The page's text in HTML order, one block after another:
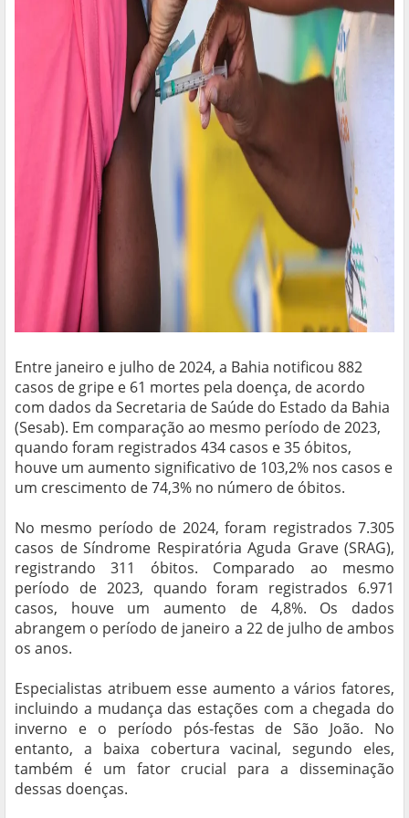
Entre janeiro e julho de 2024, a Bahia notificou 882
casos de gripe e 61 mortes pela doença, de acordo
com dados da Secretaria de Saúde do Estado da Bahia
(Sesab). Em comparação ao mesmo período de 2023,
quando foram registrados 434 casos e 35 óbitos,
houve um aumento significativo de 103,2% nos casos e
um crescimento de 74,3% no número de óbitos.
No mesmo período de 2024, foram registrados 7.305
casos de Síndrome Respiratória Aguda Grave (SRAG),
registrando 311 óbitos. Comparado ao mesmo
período de 2023, quando foram registrados 6.971
casos, houve um aumento de 4,8%. Os dados
abrangem o período de janeiro a 22 de julho de ambos
os anos.
Especialistas atribuem esse aumento a vários fatores,
incluindo a mudança das estações com a chegada do
inverno e o período pós-festas de São João. No
entanto, a baixa cobertura vacinal, segundo eles,
também é um fator crucial para a disseminação
dessas doenças.